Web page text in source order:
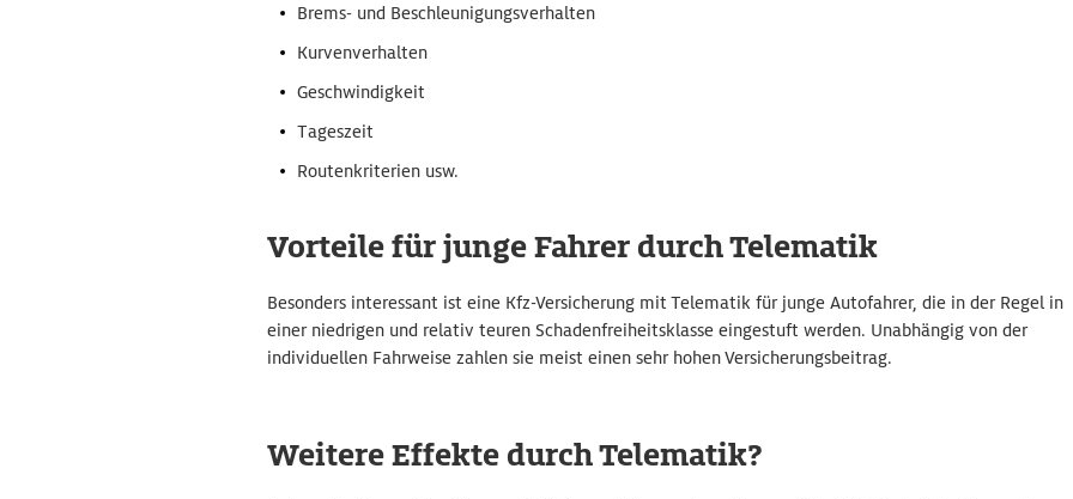
Brems- und Beschleunigungsverhalten
Kurvenverhalten
Geschwindigkeit
Tageszeit
Routenkriterien usw.
Vorteile für junge Fahrer durch Telematik
Besonders interessant ist eine Kfz-Versicherung mit Telematik für junge Autofahrer, die in der Regel in
einer niedrigen und relativ teuren Schadenfreiheitsklasse eingestuft werden. Unabhängig von der
individuellen Fahrweise zahlen sie meist einen sehr hohen Versicherungsbeitrag.
Weitere Effekte durch Telematik?